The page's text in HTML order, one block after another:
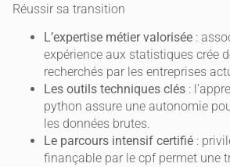
Réussir sa transition
L’expertise métier valorisée :
expérience aux statistiques crée
recherchés par les entreprises
Les outils techniques clés :
python assure une autonomie
les données brutes.
Le parcours intensif certifié :
finançable par le cpf permet une